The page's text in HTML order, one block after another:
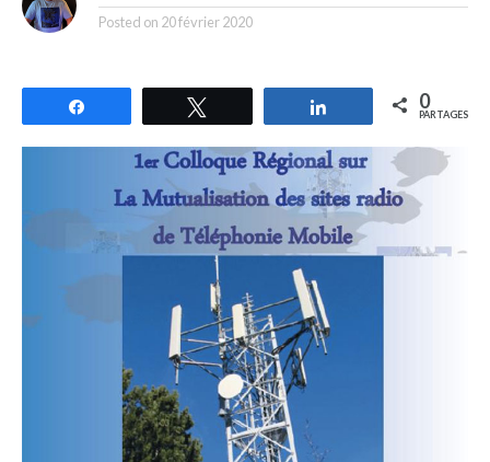
Posted on 20 février 2020
Partagez 0
PARTAGES